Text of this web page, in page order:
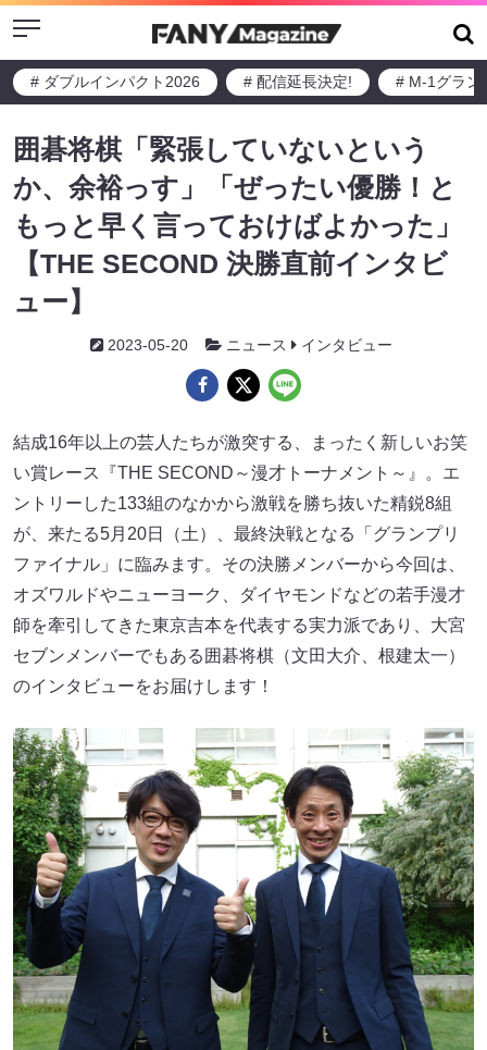
Menu
# ダブルインパクト2026 # 配信延長決定! # M-1グラン
囲碁将棋「緊張していないという
か、余裕っす」「ぜったい優勝！と
もっと早く言っておけばよかった」
【THE SECOND 決勝直前インタビ
ュー】
2023-05-20 ニュース インタビュー
結成16年以上の芸人たちが激突する、まったく新しいお笑
い賞レース『THE SECOND～漫才トーナメント～』。エ
ントリーした133組のなかから激戦を勝ち抜いた精鋭8組
が、来たる5月20日（土）、最終決戦となる「グランプリ
ファイナル」に臨みます。その決勝メンバーから今回は、
オズワルドやニューヨーク、ダイヤモンドなどの若手漫才
師を牽引してきた東京吉本を代表する実力派であり、大宮
セブンメンバーでもある囲碁将棋（文田大介、根建太一）
のインタビューをお届けします！